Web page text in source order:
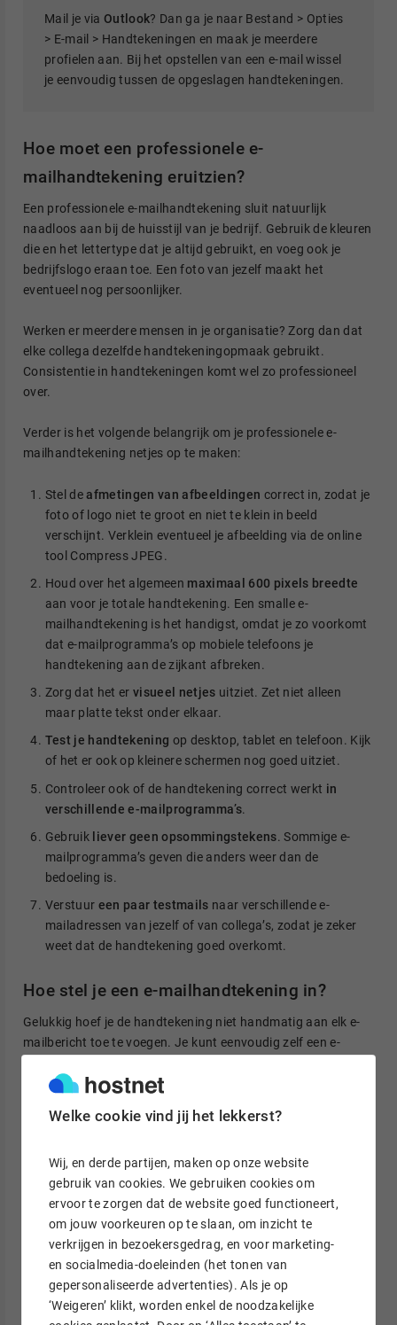
Welke cookie vind jij het lekkerst?
Wij, en derde partijen, maken op onze website
gebruik van cookies. We gebruiken cookies om
ervoor te zorgen dat de website goed functioneert,
om jouw voorkeuren op te slaan, om inzicht te
verkrijgen in bezoekersgedrag, en voor marketing-
en socialmedia-doeleinden (het tonen van
gepersonaliseerde advertenties). Als je op
‘Weigeren’ klikt, worden enkel de noodzakelijke
Mail je via Outlook? Dan ga je naar Bestand > Opties
> E-mail > Handtekeningen en maak je meerdere
profielen aan. Bij het opstellen van een e-mail wissel
je eenvoudig tussen de opgeslagen handtekeningen.
Hoe moet een professionele e-
mailhandtekening eruitzien?
Een professionele e-mailhandtekening sluit natuurlijk
naadloos aan bij de huisstijl van je bedrijf. Gebruik de kleuren
die en het lettertype dat je altijd gebruikt, en voeg ook je
bedrijfslogo eraan toe. Een foto van jezelf maakt het
eventueel nog persoonlijker.
Werken er meerdere mensen in je organisatie? Zorg dan dat
elke collega dezelfde handtekeningopmaak gebruikt.
Consistentie in handtekeningen komt wel zo professioneel
over.
Verder is het volgende belangrijk om je professionele e-
mailhandtekening netjes op te maken:
Stel deafmetingen van afbeeldingen correct in, zodat je
foto of logo niet te groot en niet te klein in beeld
verschijnt. Verklein eventueel je afbeelding via de online
tool Compress JPEG.
Houd over het algemeen maximaal 600 pixels breedte
aan voor je totale handtekening. Een smalle e-
mailhandtekening is het handigst, omdat je zo voorkomt
dat e-mailprogramma’s op mobiele telefoons je
handtekening aan de zijkant afbreken.
Zorg dat het er visueel netjes uitziet. Zet niet alleen
maar platte tekst onder elkaar.
Test je handtekening op desktop, tablet en telefoon. Kijk
of het er ook op kleinere schermen nog goed uitziet.
Controleer ook of de handtekening correct werkt in
verschillende e-mailprogramma’s.
Gebruik liever geen opsommingstekens. Sommige e-
mailprogramma’s geven die anders weer dan de
bedoeling is.
Verstuur een paar testmails naar verschillende e-
mailadressen van jezelf of van collega’s, zodat je zeker
weet dat de handtekening goed overkomt.
Hoe stel je een e-mailhandtekening in?
Gelukkig hoef je de handtekening niet handmatig aan elk e-
mailbericht toe te voegen. Je kunt eenvoudig zelf een e-
e-mail verschijnt. Hoe dat werkt, verschilt per
Open Outlook en klik rechtsboven op Bestand
en klik vervolgens op E-mail
. Doorloop daarna de
volgende stappen:
Handtekeningenom het handtekeningvenster te
Klik opNieuwen geef je handtekening een naam.